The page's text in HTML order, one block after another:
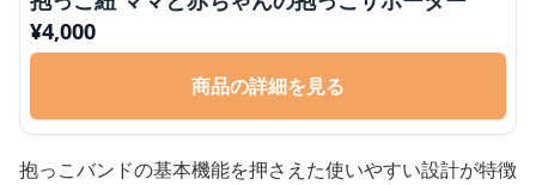
¥4,000
商品の詳細を見る
抱っこバンドの基本機能を押さえた使いやすい設計が特徴